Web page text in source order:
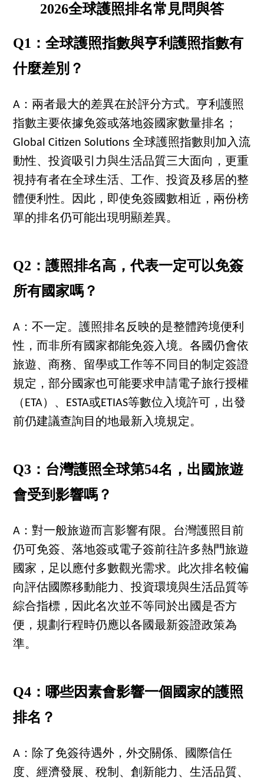
2026全球護照排名常見問與答
Q1：全球護照指數與亨利護照指數有
什麼差別？
A：兩者最大的差異在於評分方式。亨利護照
指數主要依據免簽或落地簽國家數量排名；
Global Citizen Solutions 全球護照指數則加入流
動性、投資吸引力與生活品質三大面向，更重
視持有者在全球生活、工作、投資及移居的整
體便利性。因此，即使免簽國數相近，兩份榜
單的排名仍可能出現明顯差異。
Q2：護照排名高，代表一定可以免簽
所有國家嗎？
A：不一定。護照排名反映的是整體跨境便利
性，而非所有國家都能免簽入境。各國仍會依
旅遊、商務、留學或工作等不同目的制定簽證
規定，部分國家也可能要求申請電子旅行授權
（ETA）、ESTA或ETIAS等數位入境許可，出發
前仍建議查詢目的地最新入境規定。
Q3：台灣護照全球第54名，出國旅遊
會受到影響嗎？
A：對一般旅遊而言影響有限。台灣護照目前
仍可免簽、落地簽或電子簽前往許多熱門旅遊
國家，足以應付多數觀光需求。此次排名較偏
向評估國際移動能力、投資環境與生活品質等
綜合指標，因此名次並不等同於出國是否方
便，規劃行程時仍應以各國最新簽證政策為
準。
Q4：哪些因素會影響一個國家的護照
排名？
A：除了免簽待遇外，外交關係、國際信任
度、經濟發展、稅制、創新能力、生活品質、